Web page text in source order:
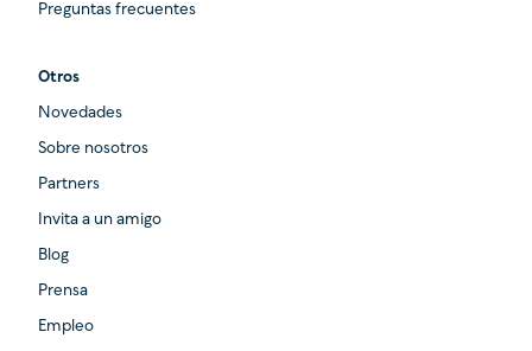
Preguntas frecuentes
Otros
Novedades
Sobre nosotros
Partners
Invita a un amigo
Blog
Prensa
Empleo